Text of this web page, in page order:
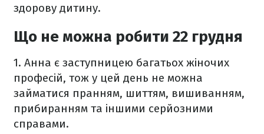
здорову дитину.
Що не можна робити 22 грудня
1. Анна є заступницею багатьох жіночих
професій, тож у цей день не можна
займатися пранням, шиттям, вишиванням,
прибиранням та іншими серйозними
справами.